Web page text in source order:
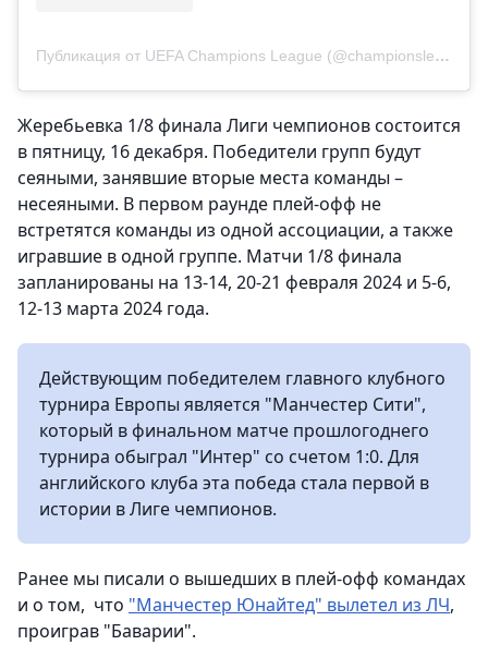
Публикация от UEFA Champions League (@championsleague)
Жеребьевка 1/8 финала Лиги чемпионов состоится
в пятницу, 16 декабря. Победители групп будут
сеяными, занявшие вторые места команды –
несеяными. В первом раунде плей-офф не
встретятся команды из одной ассоциации, а также
игравшие в одной группе. Матчи 1/8 финала
запланированы на 13-14, 20-21 февраля 2024 и 5-6,
12-13 марта 2024 года.
Действующим победителем главного клубного
турнира Европы является "Манчестер Сити",
который в финальном матче прошлогоднего
турнира обыграл "Интер" со счетом 1:0. Для
английского клуба эта победа стала первой в
истории в Лиге чемпионов.
Ранее мы писали о вышедших в плей-офф командах
и о том, что "Манчестер Юнайтед" вылетел из ЛЧ,
проиграв "Баварии".